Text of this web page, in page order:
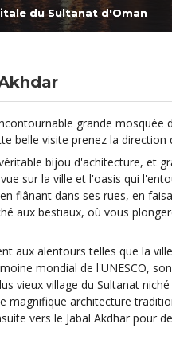
du Sultanat d'Oman
grande mosquée
belle visite prenez la direction
bijou d'achitecture, et
sur la ville et l'oasis qui
flânant dans ses rues, en
aux bestiaux, où vous
aux alentours telles que la
mondial de l'UNESCO,
vieux village du Sultanat
magnifique architecture
vers le Jabal Akdhar pour